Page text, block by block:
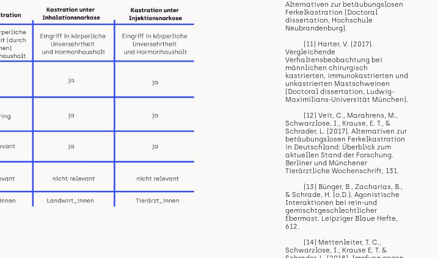
Alternativen zur betäubungslosen
Ferkelkastration (Doctoral
dissertation, Hochschule
Neubrandenburg).
(11) Harter, V. (2017).
Vergleichende
Verhaltensbeobachtung bei
männlichen chirurgisch
kastrierten, immunokastrierten und
unkastrierten Mastschweinen
(Doctoral dissertation, Ludwig-
Maximilians-Universität München).
(12) Veit, C., Marahrens, M.,
Schwarzlose, I., Krause, E. T., &
Schrader, L. (2017). Alternativen zur
betäubungslosen Ferkelkastration
in Deutschland: Überblick zum
aktuellen Stand der Forschung.
Berliner und Münchener
Tierärztliche Wochenschrift, 131.
(13) Bünger, B., Zacharias, B.,
& Schrade, H. (o.D.). Agonistische
Interaktionen bei rein-und
gemischtgeschlechtlicher
Ebermast. Leipziger Blaue Hefte,
612.
(14) Mettenleiter, T. C.,
Schwarzlose, I., Krause E. T. &